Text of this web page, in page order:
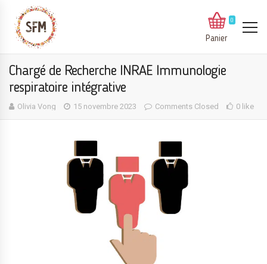
0
Panier
Chargé de Recherche INRAE Immunologie
respiratoire intégrative
Olivia Vong 15 novembre 2023 Comments Closed 0 like